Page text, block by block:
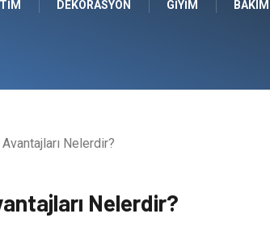
DEKORASYON GIYIM
Avantajları Nelerdir?
Nelerdir?